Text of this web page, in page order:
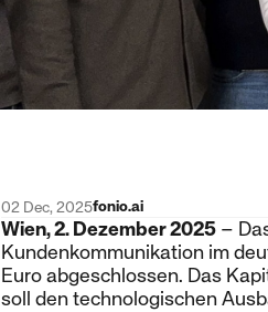
02 Dec, 2025fonio.ai
Wien, 2. Dezember 2025 –
Kundenkommunikation im
Euro abgeschlossen. Das
soll den technologischen